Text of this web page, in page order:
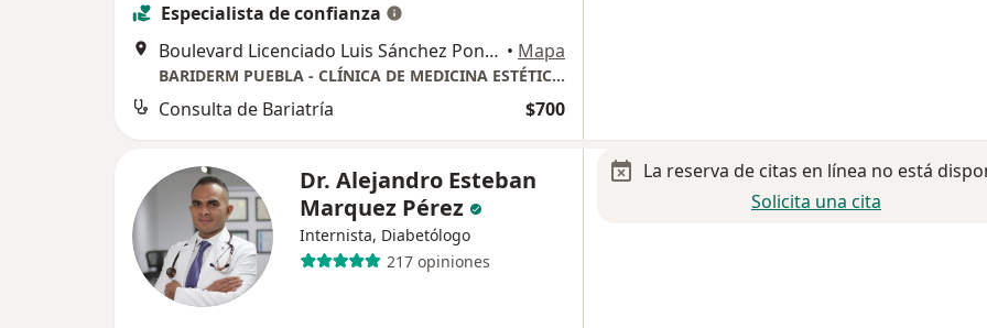
Especialista de confianza
Boulevard Licenciado Luis Sánchez Pontón 623, Puebla • Mapa
BARIDERM PUEBLA - CLÍNICA DE MEDICINA ESTÉTICA Y BARIATRÍA CLÍNICA
Consulta de Bariatría $700
Dr. Alejandro Esteban
Marquez Pérez
Internista, Diabetólogo
217 opiniones
La reserva de citas en línea no está
Solicita una cita